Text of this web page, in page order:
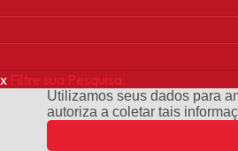
x Filtre sua Pesquisa:
Utilizamos seus dados para
autoriza a coletar tais